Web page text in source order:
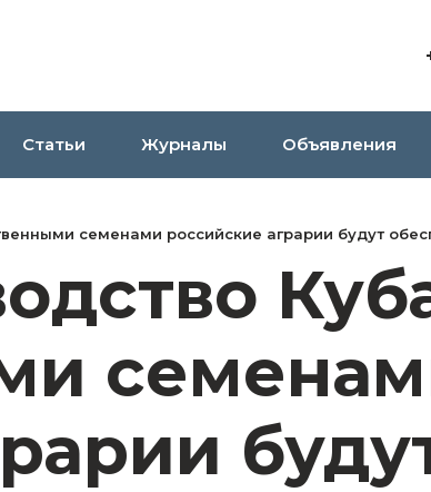
Статьи Журналы Объявления
семенами российские аграрии будут